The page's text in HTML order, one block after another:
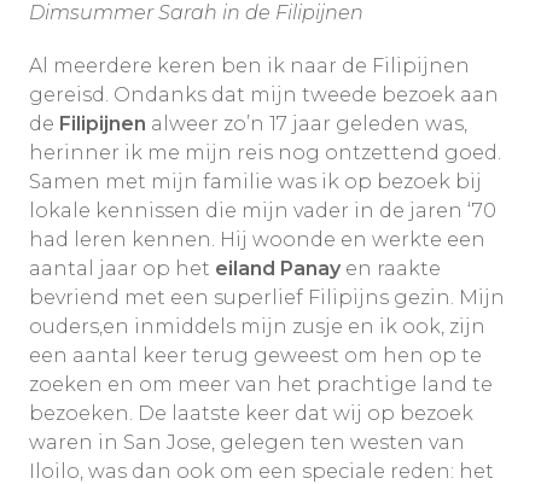
Dimsummer Sarah in de Filipijnen
Al meerdere keren ben ik naar de Filipijnen
gereisd. Ondanks dat mijn tweede bezoek aan
de Filipijnen alweer zo’n 17 jaar geleden was,
herinner ik me mijn reis nog ontzettend goed.
Samen met mijn familie was ik op bezoek bij
lokale kennissen die mijn vader in de jaren ‘70
had leren kennen. Hij woonde en werkte een
aantal jaar op het eiland Panay en raakte
bevriend met een superlief Filipijns gezin. Mijn
ouders,en inmiddels mijn zusje en ik ook, zijn
een aantal keer terug geweest om hen op te
zoeken en om meer van het prachtige land te
bezoeken. De laatste keer dat wij op bezoek
waren in San Jose, gelegen ten westen van
Iloilo, was dan ook om een speciale reden: het